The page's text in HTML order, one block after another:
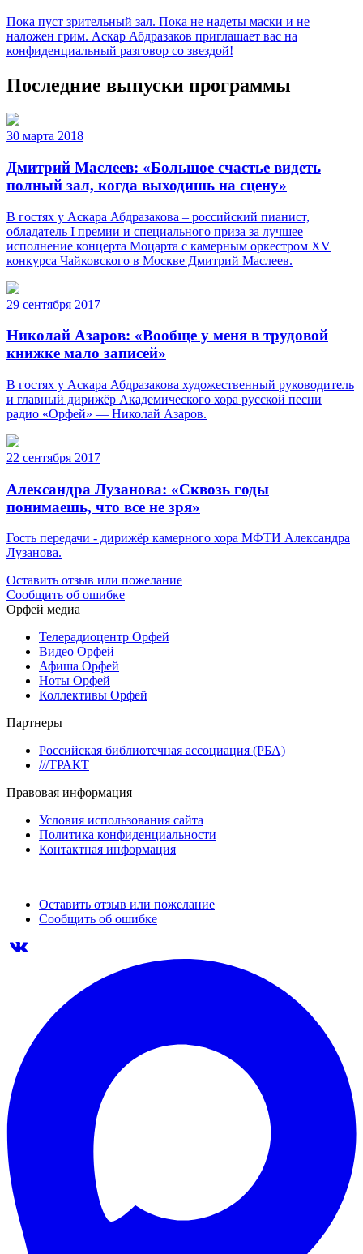
Пока пуст зрительный зал. Пока не надеты маски и не
наложен грим. Аскар Абдразаков приглашает вас на
конфиденциальный разговор со звездой!
Последние выпуски программы
30 марта 2018
Дмитрий Маслеев: «Большое счастье видеть
полный зал, когда выходишь на сцену»
В гостях у Аскара Абдразакова – российский пианист,
обладатель I премии и специального приза за лучшее
исполнение концерта Моцарта с камерным оркестром XV
конкурса Чайковского в Москве Дмитрий Маслеев.
29 сентября 2017
Николай Азаров: «Вообще у меня в трудовой
книжке мало записей»
В гостях у Аскара Абдразакова художественный руководитель
и главный дирижёр Академического хора русской песни
радио «Орфей» — Николай Азаров.
22 сентября 2017
Александра Лузанова: «Сквозь годы
понимаешь, что все не зря»
Гость передачи - дирижёр камерного хора МФТИ Александра
Лузанова.
Оставить отзыв или пожелание
Сообщить об ошибке
Орфей медиа
Телерадиоцентр Орфей
Видео Орфей
Афиша Орфей
Ноты Орфей
Коллективы Орфей
Партнеры
Российская библиотечная ассоциация (РБА)
///ТРАКТ
Правовая информация
Условия использования сайта
Политика конфиденциальности
Контактная информация
Оставить отзыв или пожелание
Сообщить об ошибке